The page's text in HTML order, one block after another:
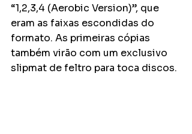
“1,2,3,4 (Aerobic Version)”, que
eram as faixas escondidas do
formato. As primeiras cópias
também virão com um exclusivo
slipmat de feltro para toca discos.